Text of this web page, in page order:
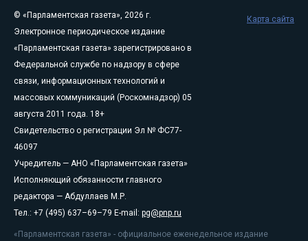
© «Парламентская газета», 2026 г.
Электронное периодическое издание
«Парламентская газета» зарегистрировано в
Федеральной службе по надзору в сфере
связи, информационных технологий и
массовых коммуникаций (Роскомнадзор) 05
августа 2011 года. 18+
Свидетельство о регистрации Эл № ФС77-
46097
Учредитель — АНО «Парламентская газета»
Исполняющий обязанности главного
редактора — Абдуллаев М.Р.
Тел.: +7 (495) 637–69–79 E-mail: pg@pnp.ru
«Парламентская газета» - официальное еженедельное издание
Карта сайта